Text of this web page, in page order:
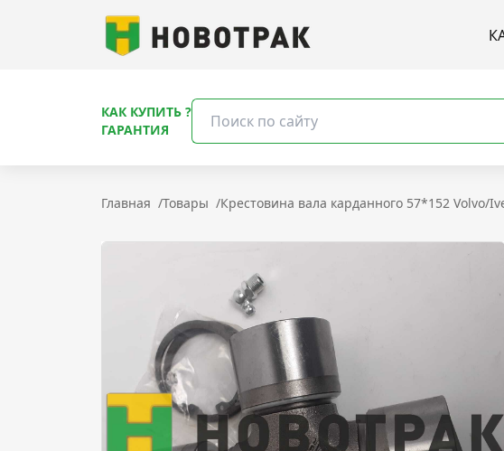
КАК КУПИТЬ ?
ГАРАНТИЯ
Главная /Товары /Крестовина вала карданного 57*152 Volvo/